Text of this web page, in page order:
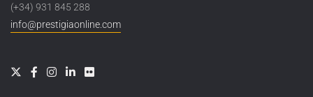
(+34) 931 845 288
info@prestigiaonline.com